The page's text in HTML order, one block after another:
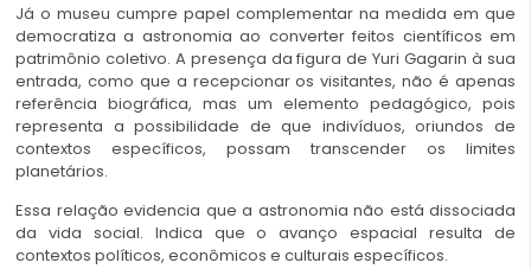
Já o museu cumpre papel complementar na medida em que
democratiza a astronomia ao converter feitos científicos em
patrimônio coletivo. A presença da figura de Yuri Gagarin à sua
entrada, como que a recepcionar os visitantes, não é apenas
referência biográfica, mas um elemento pedagógico, pois
representa a possibilidade de que indivíduos, oriundos de
contextos específicos, possam transcender os limites
planetários.
Essa relação evidencia que a astronomia não está dissociada
da vida social. Indica que o avanço espacial resulta de
contextos políticos, econômicos e culturais específicos.